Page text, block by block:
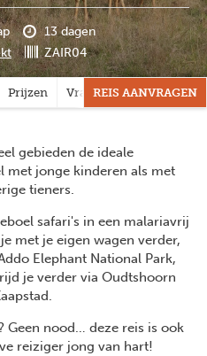
13 dagen
ZAIR04
Prijzen Vragen?REIS AANVRAGEN
gebieden de ideale
met jonge kinderen als met
tieners.
safari's in een malariavrij
met je eigen wagen verder,
Elephant National Park,
je verder via Oudtshoorn
Geen nood… deze reis is ook
reiziger jong van hart!